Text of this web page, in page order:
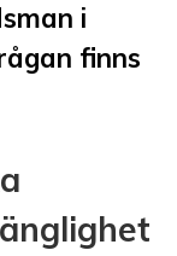
i
finns